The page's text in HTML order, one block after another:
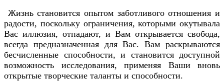
Жизнь становится опытом заботливого отношения и
радости, поскольку ограничения, которыми окутывала
Вас иллюзия, отпадают, и Вам открывается свобода,
всегда предназначенная для Вас. Вам раскрываются
бесчисленные способности, и становится доступной
возможность исследования, применяя Ваши вновь
открытые творческие таланты и способности.